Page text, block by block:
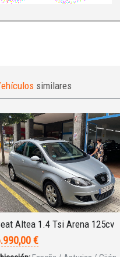
similares
Altea 1.4 Tsi Arena 125cv
€